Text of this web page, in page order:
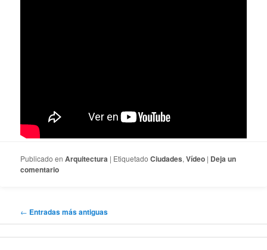
Publicado en Arquitectura | Etiquetado Ciudades,Vídeo | Deja un
comentario
Navegación
de
entradas
← Entradas más antiguas